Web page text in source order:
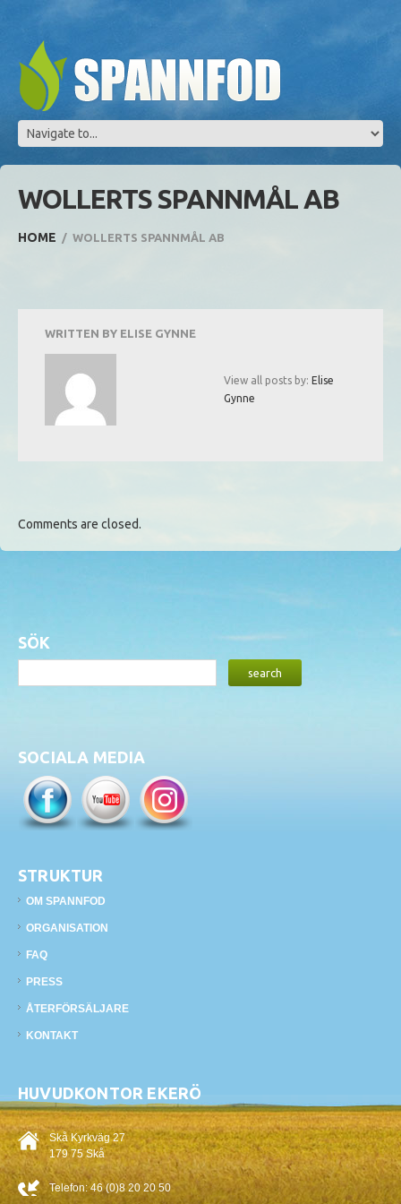
WOLLERTS SPANNMÅL AB
HOME WOLLERTS SPANNMÅL AB
WRITTEN BY ELISE GYNNE
View all posts by: Elise
Gynne
Comments are closed.
SÖK
SOCIALA MEDIA
STRUKTUR
OM SPANNFOD
ORGANISATION
FAQ
PRESS
ÅTERFÖRSÄLJARE
KONTAKT
HUVUDKONTOR EKERÖ
Skå Kyrkväg 27
179 75 Skå
Telefon:46 (0)8 20 20 50